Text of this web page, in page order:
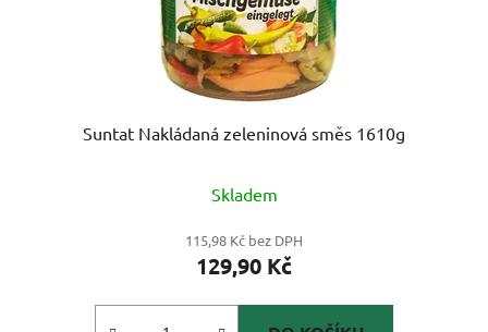
Suntat Nakládaná zeleninová směs 1610g
Skladem
115,98 Kč bez DPH
129,90 Kč